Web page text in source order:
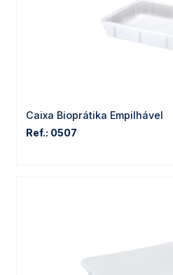
Caixa Bioprátika Empilhável
Ref.: 0507